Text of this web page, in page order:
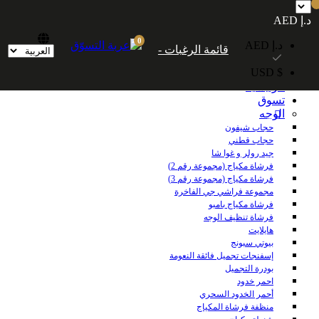
درهمًا إماراتيًا. شحن مجاني عالميًا للطلبات التي تزيد قيمتها عن 600 درهم إماراتي.
تسوق
الوجه
حجاب شيفون
حجاب قطني
جيد رولر و غوا شا
فرشاة مكياج (مجموعة رقم 2)
فرشاة مكياج (مجموعة رقم 3)
مجموعة فراشي جي الفاخرة
فرشاة مكياج بامبو
فرشاة تنظيف الوجه
هايلايت
بيوتي سبونج
إسفنجات تجميل فائقة النعومة
بودرة التجميل
احمر خدود
أحمر الخدود السحري
منظفة فرشاة المكياج
د.إ AED
د.إ AED
$ USD
قائمة الرغبات -
0